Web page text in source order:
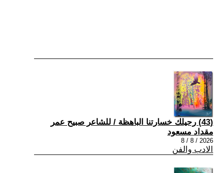
(43) رحيلك خسارتنا الباهظة / للشاعر صبيح عمر
مقداد مسعود
2026 / 8 / 8
الادب والفن